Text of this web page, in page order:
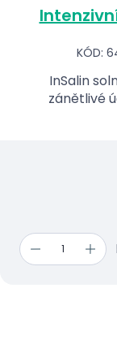
KÓD:
InSalin
zánětlivé